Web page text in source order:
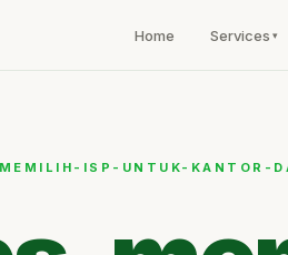
Home Services
ISP-UNTUK-KANTOR-